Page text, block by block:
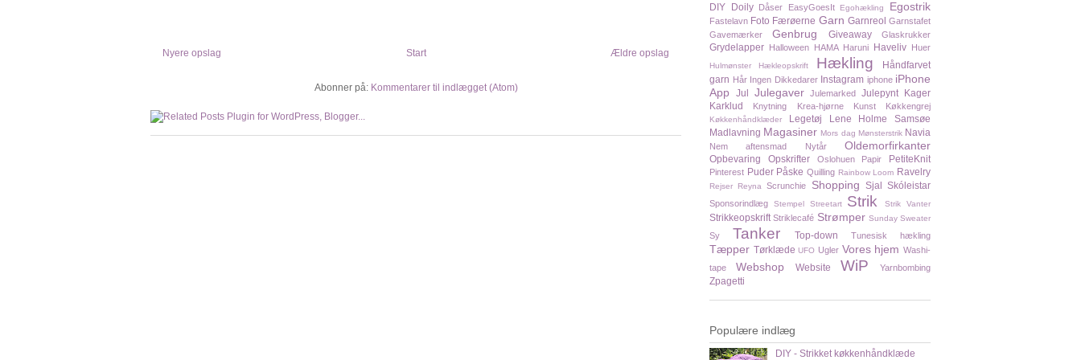
Nyere opslag Ældre opslag
Start
Abonner på: Kommentarer til indlægget (Atom)
DIY
Doily Dåser EasyGoesIt Egohækling Egostrik
Fastelavn Foto Færøerne Garn Garnreol Garnstafet
Gavemærker
Genbrug Giveaway Glaskrukker
Grydelapper Halloween HAMA Haruni Haveliv Huer
Hulmønster Hækleopskrift Hækling
Håndfarvet
garn Hår Ingen Dikkedarer Instagram iphone iPhone
App Jul Julegaver Julemarked Julepynt
Kager
Karklud
Knytning Krea-hjørne Kunst Køkkengrej
Køkkenhåndklæder Legetøj
Lene Holme Samsøe
Madlavning Magasiner Mors dag Mønsterstrik Navia
Nem aftensmad Nytår Oldemorfirkanter
Opbevaring Opskrifter Oslohuen Papir PetiteKnit
Pinterest Puder Påske Quilling Rainbow Loom Ravelry
Rejser Reyna Scrunchie Shopping Sjal Skóleistar
Sponsorindlæg Stempel Streetart Strik Strik Vanter
Strikkeopskrift Striklecafé Strømper Sunday Sweater
Sy Tanker Top-down Tunesisk hækling
Tæpper Tørklæde UFO Ugler Vores hjem Washi-
tape
Webshop Website WiP Yarnbombing
Zpagetti
Populære indlæg
DIY - Strikket køkkenhåndklæde